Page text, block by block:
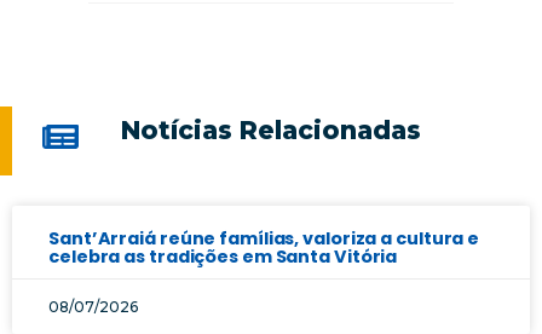
Notícias Relacionadas
Sant’Arraiá reúne famílias, valoriza a cultura e
celebra as tradições em Santa Vitória
08/07/2026